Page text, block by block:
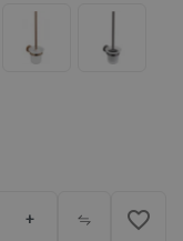
+ favorite_border